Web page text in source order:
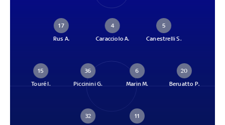
17
Rus A.
4
Caracciolo A.
5
Canestrelli S.
15
Touré I.
36
Piccinini G.
6
Marin M.
20
Beruatto P.
11
32